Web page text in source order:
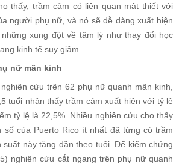
thấy, trầm cảm có liên quan mật thiết với
người phụ nữ, và nó sẽ dễ dàng xuất hiện
xung đột về tâm lý như thay đổi học
kinh tế suy giảm.
nữ mãn kinh
cứu trên 62 phụ nữ quanh mãn kinh,
tuổi nhận thấy trầm cảm xuất hiện với tỷ lệ
tỷ lệ là 22,5%. Nhiều nghiên cứu cho thấy
số của Puerto Rico ít nhất đã từng có trầm
suất này tăng dần theo tuổi. Để kiểm chứng
nghiên cứu cắt ngang trên phụ nữ quanh